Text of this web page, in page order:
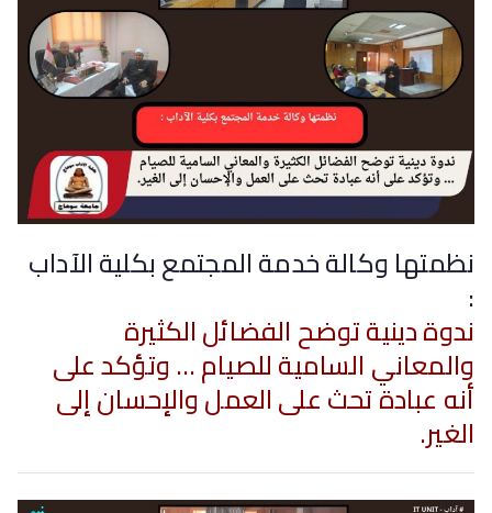
نظمتها وكالة خدمة المجتمع بكلية الآداب
:
ندوة دينية توضح الفضائل الكثيرة
والمعاني السامية للصيام … وتؤكد على
أنه عبادة تحث على العمل والإحسان إلى
الغير.